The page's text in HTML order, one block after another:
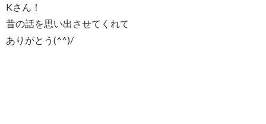
Kさん！
昔の話を思い出させてくれて
ありがとう(^^)/